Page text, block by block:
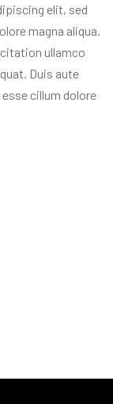
elit, sed
magna aliqua.
ullamco
Duis aute
cillum dolore